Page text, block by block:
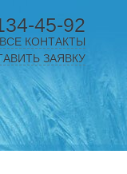
45-92
ВСЕ КОНТАКТЫ
ЗАЯВКУ